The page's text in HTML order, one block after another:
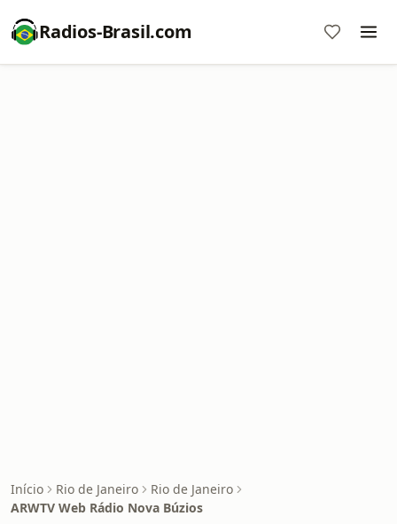
Radios-Brasil.com
Início Rio de Janeiro
Rio de Janeiro
ARWTV Web Rádio Nova Búzios